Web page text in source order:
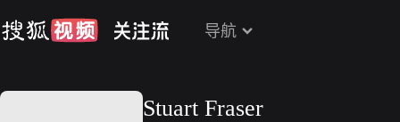
导航
Stuart Fraser